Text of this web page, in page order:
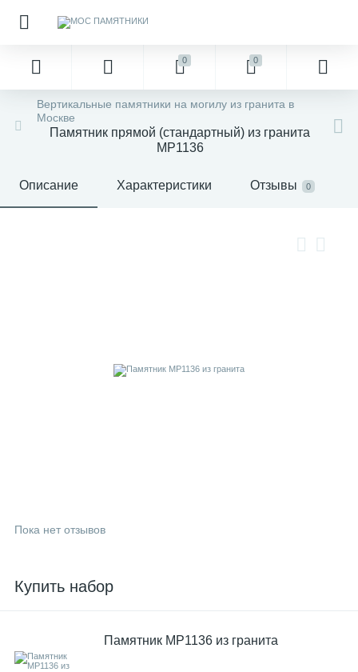
0 0
Вертикальные памятники на могилу из гранита в
Москве
Памятник прямой (стандартный) из гранита
MP1136
Описание Характеристики Отзывы 0
Пока нет отзывов
Купить набор
Памятник MP1136 из гранита